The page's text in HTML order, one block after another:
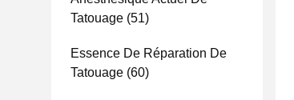
Tatouage (51)
Essence De Réparation De
Tatouage (60)